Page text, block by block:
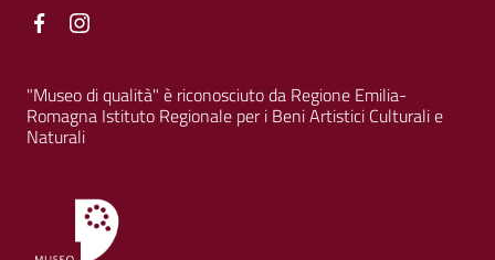
Facebook
"Museo di qualità" è riconosciuto da Regione Emilia-
Romagna Istituto Regionale per i Beni Artistici Culturali e
Naturali